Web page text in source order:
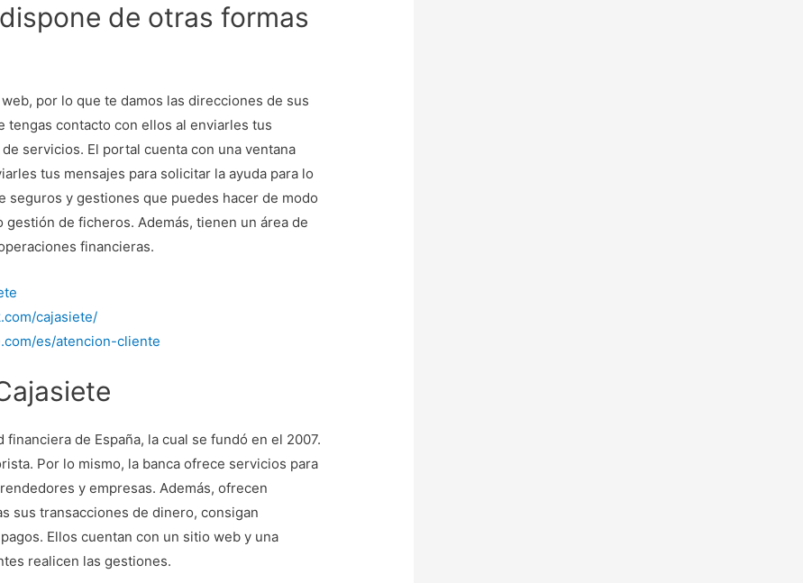
de otras formas
por lo que te damos las direcciones de sus
tengas contacto con ellos al enviarles tus
servicios. El portal cuenta con una ventana
tus mensajes para solicitar la ayuda para lo
seguros y gestiones que puedes hacer de modo
de ficheros. Además, tienen un área de
financieras.
cajasiete/
es/atencion-cliente
de España, la cual se fundó en el 2007.
Por lo mismo, la banca ofrece servicios para
y empresas. Además, ofrecen
sus transacciones de dinero, consigan
Ellos cuentan con un sitio web y una
realicen las gestiones.